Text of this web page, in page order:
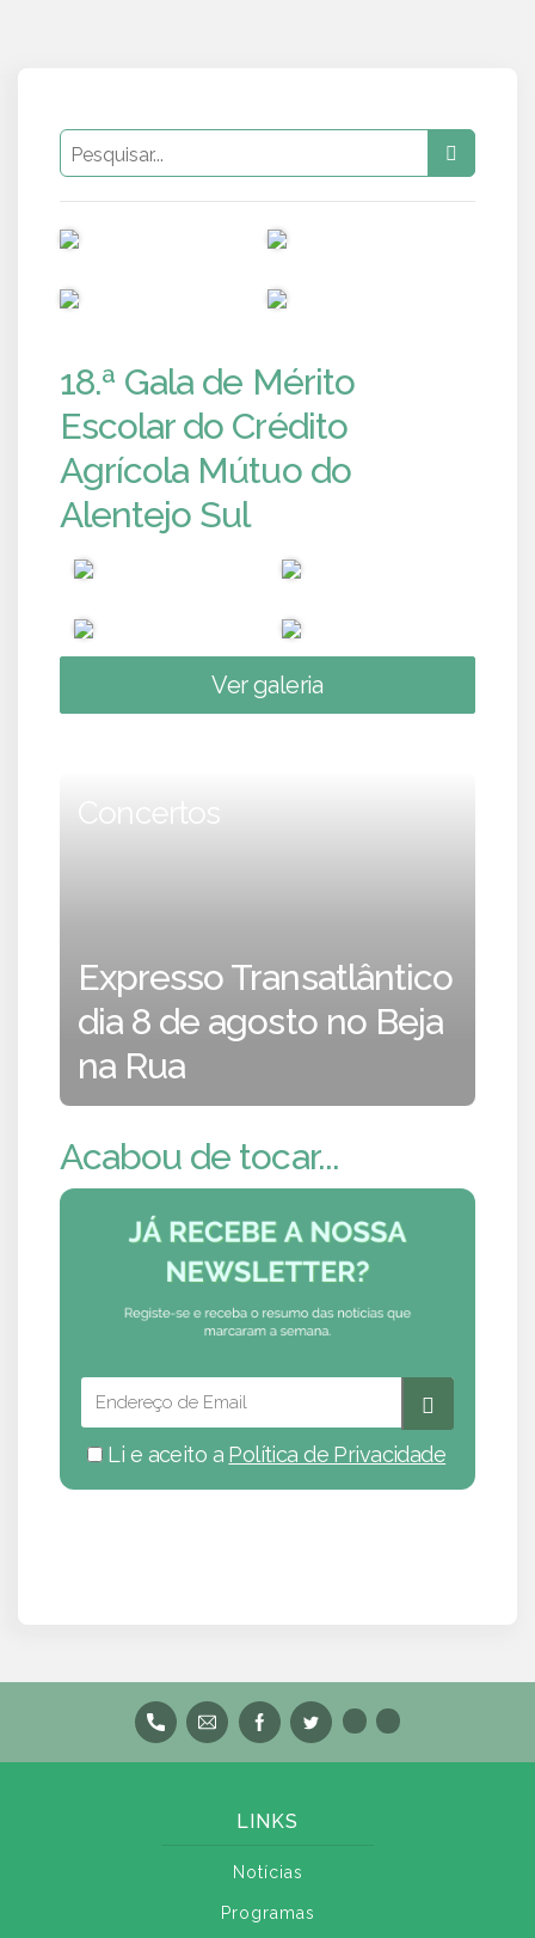
18.ª Gala de Mérito
Escolar do Crédito
Agrícola Mútuo do
Alentejo Sul
Ver galeria
Concertos
Expresso Transatlântico
dia 8 de agosto no Beja
na Rua
Acabou de tocar...
Li e aceito a Política de Privacidade
LINKS
Notícias
Programas